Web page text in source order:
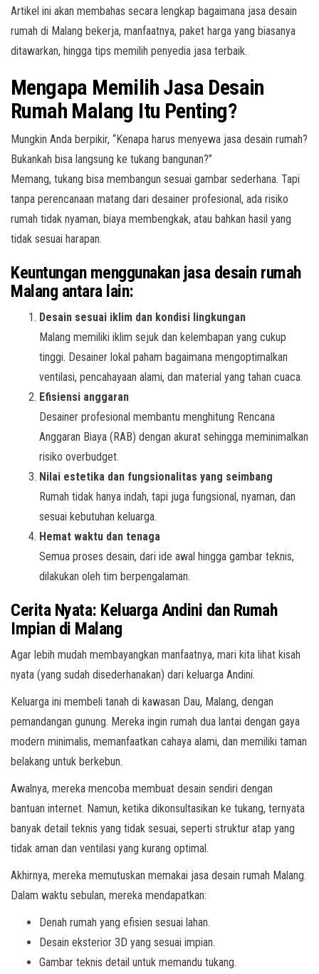
Artikel ini akan membahas secara lengkap bagaimana jasa desain
rumah di Malang bekerja, manfaatnya, paket harga yang biasanya
ditawarkan, hingga tips memilih penyedia jasa terbaik.
Mengapa Memilih Jasa Desain
Rumah Malang Itu Penting?
Mungkin Anda berpikir, “Kenapa harus menyewa jasa desain rumah?
Bukankah bisa langsung ke tukang bangunan?”
Memang, tukang bisa membangun sesuai gambar sederhana. Tapi
tanpa perencanaan matang dari desainer profesional, ada risiko
rumah tidak nyaman, biaya membengkak, atau bahkan hasil yang
tidak sesuai harapan.
Keuntungan menggunakan jasa desain rumah
Malang antara lain:
Desain sesuai iklim dan kondisi lingkungan
Malang memiliki iklim sejuk dan kelembapan yang cukup
tinggi. Desainer lokal paham bagaimana mengoptimalkan
ventilasi, pencahayaan alami, dan material yang tahan cuaca.
Efisiensi anggaran
Desainer profesional membantu menghitung Rencana
Anggaran Biaya (RAB) dengan akurat sehingga meminimalkan
risiko overbudget.
Nilai estetika dan fungsionalitas yang seimbang
Rumah tidak hanya indah, tapi juga fungsional, nyaman, dan
sesuai kebutuhan keluarga.
Hemat waktu dan tenaga
Semua proses desain, dari ide awal hingga gambar teknis,
dilakukan oleh tim berpengalaman.
Cerita Nyata: Keluarga Andini dan Rumah
Impian di Malang
Agar lebih mudah membayangkan manfaatnya, mari kita lihat kisah
nyata (yang sudah disederhanakan) dari keluarga Andini.
Keluarga ini membeli tanah di kawasan Dau, Malang, dengan
pemandangan gunung. Mereka ingin rumah dua lantai dengan gaya
modern minimalis, memanfaatkan cahaya alami, dan memiliki taman
belakang untuk berkebun.
Awalnya, mereka mencoba membuat desain sendiri dengan
bantuan internet. Namun, ketika dikonsultasikan ke tukang, ternyata
banyak detail teknis yang tidak sesuai, seperti struktur atap yang
tidak aman dan ventilasi yang kurang optimal.
Akhirnya, mereka memutuskan memakai jasa desain rumah Malang.
Dalam waktu sebulan, mereka mendapatkan:
Denah rumah yang efisien sesuai lahan.
Desain eksterior 3D yang sesuai impian.
Gambar teknis detail untuk memandu tukang.